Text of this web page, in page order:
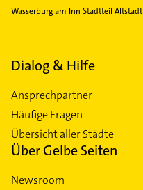
Wasserburg am Inn Stadtteil Altstadt
Dialog & Hilfe
Ansprechpartner
Häufige Fragen
Übersicht aller Städte
Über Gelbe Seiten
Newsroom